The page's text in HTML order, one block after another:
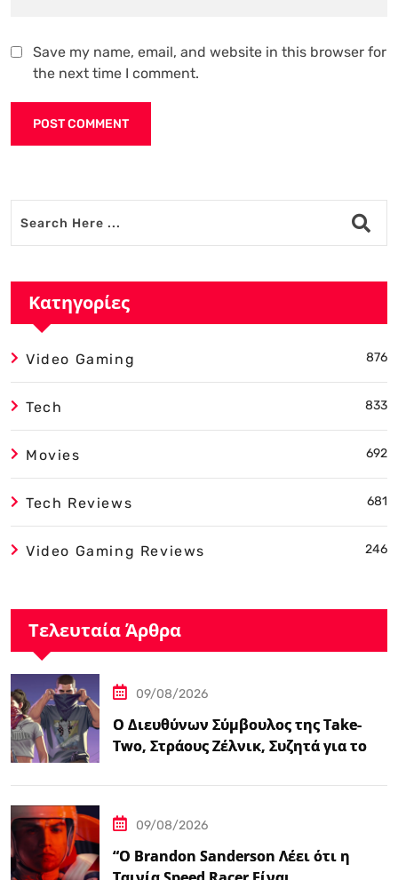
Save my name, email, and website in this browser for
the next time I comment.
Κατηγορίες
Video Gaming 876
Tech 833
Movies 692
Tech Reviews 681
Video Gaming Reviews 246
Τελευταία Άρθρα
09/08/2026
Ο Διευθύνων Σύμβουλος της Take-
Two, Στράους Ζέλνικ, Συζητά για το
09/08/2026
“Ο Brandon Sanderson Λέει ότι η